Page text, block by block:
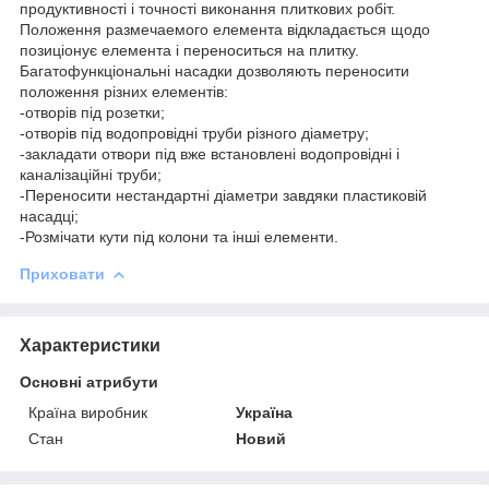
продуктивності і точності виконання плиткових робіт.
Положення размечаемого елемента відкладається щодо
позиціонує елемента і переноситься на плитку.
Багатофункціональні насадки дозволяють переносити
положення різних елементів:
-отворів під розетки;
-отворів під водопровідні труби різного діаметру;
-закладати отвори під вже встановлені водопровідні і
каналізаційні труби;
-Переносити нестандартні діаметри завдяки пластиковій
насадці;
-Розмічати кути під колони та інші елементи.
Приховати
Характеристики
Основні атрибути
Країна виробник
Україна
Стан
Новий